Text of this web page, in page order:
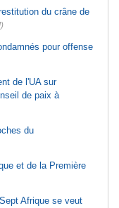
du crâne de
pour offense
de l'UA sur
de paix à
du
et de la Première
Afrique se veut